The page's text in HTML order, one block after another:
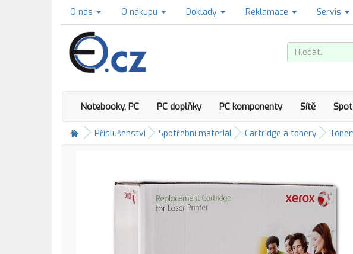
O nás O nákupu Doklady Reklamace Servis
Notebooky, PC PC doplňky PC komponenty Sítě
Příslušenství Spotřební materiál Cartridge a tonery